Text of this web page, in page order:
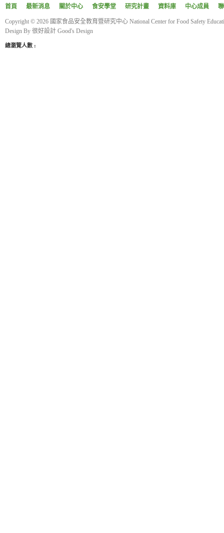
首頁 最新消息 關於中心 食安學堂 研究計畫 資料庫 中心成員
Copyright © 2026 國家食品安全教育暨研究中心 National Center for Food Safety
Design By 很好設計 Good's Design
總瀏覽人數 :